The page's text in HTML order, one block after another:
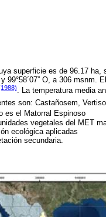
superficie es de 96.17 ha,
99°58´07” O, a 306 msnm.
. La temperatura media
son: Castañosem,
es el Matorral Espinoso
vegetales del MET
ecológica aplicadas
secundaria.